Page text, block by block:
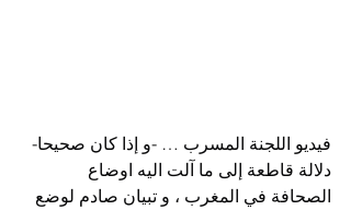
فيديو اللجنة المسرب … -و إذا كان صحيحا-
دلالة قاطعة إلى ما آلت اليه اوضاع
الصحافة في المغرب ، و تبيان صادم لوضع